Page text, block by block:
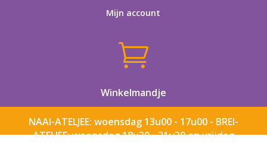
Mijn account

Winkelmandje
NAAI-ATELJEE: woensdag 13u00 - 17u00 - BREI-
ATELJEE: woensdag 18u30 - 21u30 en vrijdag